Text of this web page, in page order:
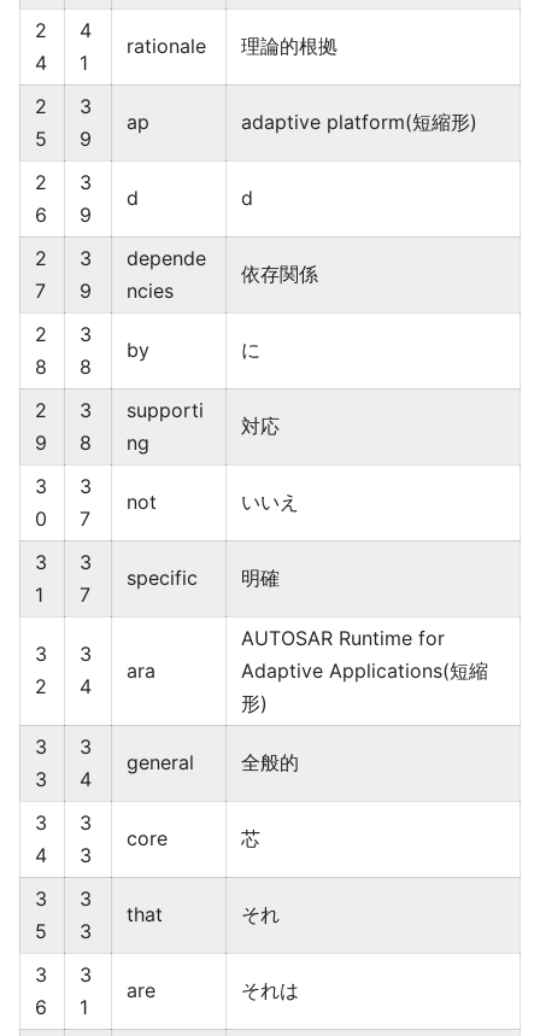
2
4
4
1
rationale 理論的根拠
2
5
3
9
ap adaptive platform(短縮形)
2
6
3
9
d d
2
7
3
9
depende
ncies
依存関係
2
8
3
8
by に
2
9
3
8
supporti
ng
対応
3
0
3
7
not いいえ
3
1
3
7
specific 明確
3
2
3
4
ara
AUTOSAR Runtime for
Adaptive Applications(短縮
形)
3
3
3
4
general 全般的
3
4
3
3
core 芯
3
5
3
3
that それ
3
6
3
1
are それは